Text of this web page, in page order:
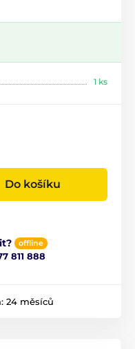
1 ks
Do košíku
offline
811 888
24 měsíců